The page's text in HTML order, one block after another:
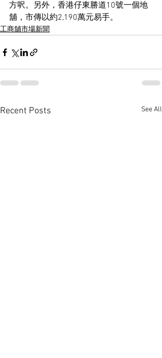
方呎。另外，香港仔東勝道10號一個地
舖，市傳以約2,190萬元易手。
工商舖市場新聞
Recent Posts See All